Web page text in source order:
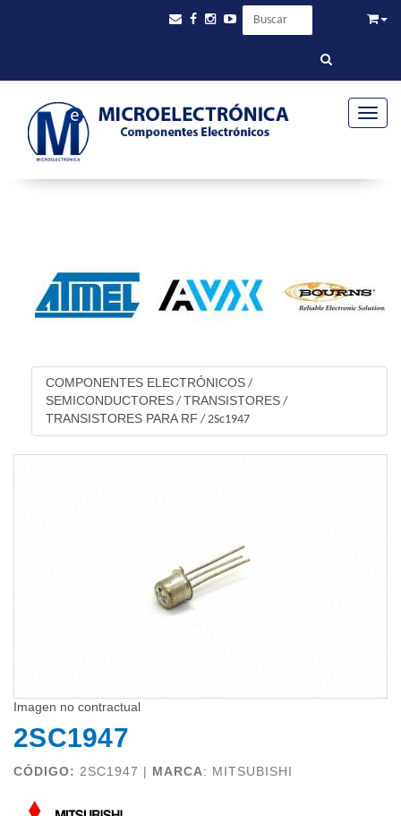
COMPONENTES ELECTRÓNICOS /
SEMICONDUCTORES / TRANSISTORES /
TRANSISTORES PARA RF / 2Sc1947
Imagen no contractual
2SC1947
CÓDIGO: 2SC1947 | MARCA: MITSUBISHI